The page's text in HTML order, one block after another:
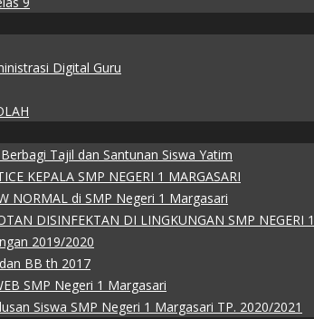
Digital Guru
Tajil dan Santunan Siswa Yatim
KEPALA SMP NEGERI 1 MARGASARI
NORMAL di SMP Negeri 1 Margasari
DISINFEKTAN DI LINGKUNGAN SMP NEGERI
2019/2020
BB th 2017
SMP Negeri 1 Margasari
Siswa SMP Negeri 1 Margasari TP. 2020/2021